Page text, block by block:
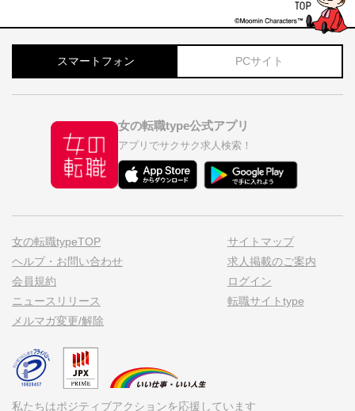
スマートフォン PCサイト
女の転職type公式アプリ
アプリでサクサク求人検索！
女の転職typeTOP
ヘルプ・お問い合わせ
会員規約
ニュースリリース
メルマガ変更/解除
サイトマップ
求人掲載のご案内
ログイン
転職サイトtype
私たちはポジティブアクションを応援しています